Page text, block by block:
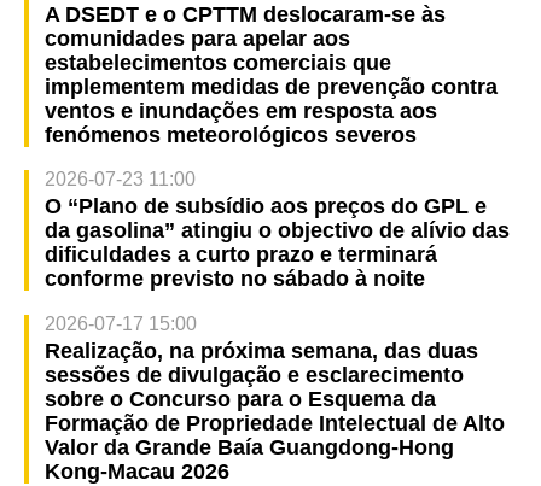
A DSEDT e o CPTTM deslocaram-se às
comunidades para apelar aos
estabelecimentos comerciais que
implementem medidas de prevenção contra
ventos e inundações em resposta aos
fenómenos meteorológicos severos
2026-07-23 11:00
O “Plano de subsídio aos preços do GPL e
da gasolina” atingiu o objectivo de alívio das
dificuldades a curto prazo e terminará
conforme previsto no sábado à noite
2026-07-17 15:00
Realização, na próxima semana, das duas
sessões de divulgação e esclarecimento
sobre o Concurso para o Esquema da
Formação de Propriedade Intelectual de Alto
Valor da Grande Baía Guangdong-Hong
Kong-Macau 2026